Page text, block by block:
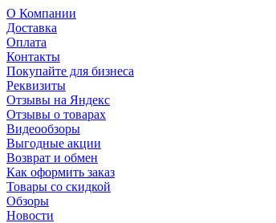
О Компании
Доставка
Оплата
Контакты
Покупайте для бизнеса
Реквизиты
Отзывы на Яндекс
Отзывы о товарах
Видеообзоры
Выгодные акции
Возврат и обмен
Как оформить заказ
Товары со скидкой
Обзоры
Новости